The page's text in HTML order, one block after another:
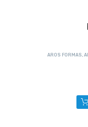
AROS FORMAS,